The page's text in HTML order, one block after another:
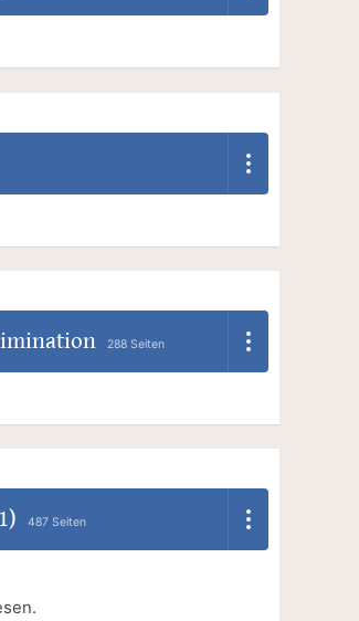
288 Seiten
487 Seiten